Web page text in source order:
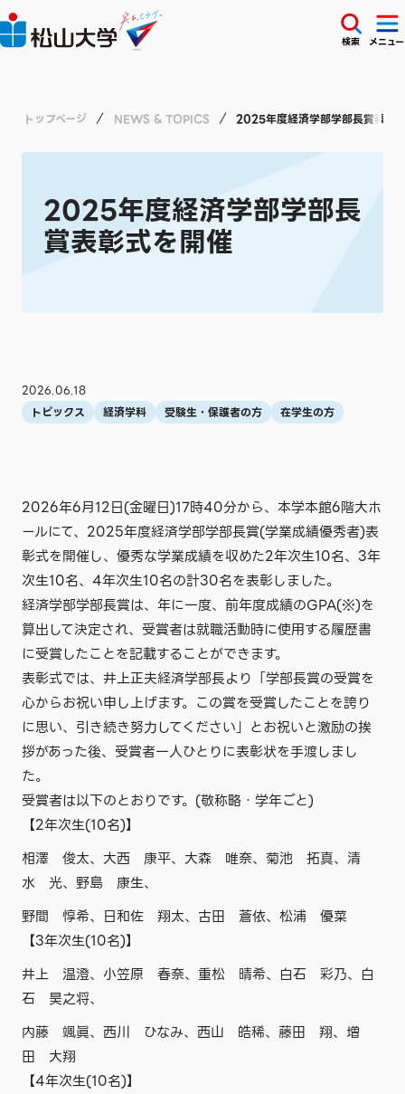
検索 メニュー
トップページ NEWS & TOPICS 2025年度経済学部学部長賞表彰
2025年度経済学部学部長
賞表彰式を開催
2026.06.18
トピックス 経済学科 受験生・保護者の方 在学生の方
2026年6月12日(金曜日)17時40分から、本学本館6階大ホ
ールにて、2025年度経済学部学部長賞(学業成績優秀者)表
彰式を開催し、優秀な学業成績を収めた2年次生10名、3年
次生10名、4年次生10名の計30名を表彰しました。
経済学部学部長賞は、年に一度、前年度成績のGPA(※)を
算出して決定され、受賞者は就職活動時に使用する履歴書
に受賞したことを記載することができます。
表彰式では、井上正夫経済学部長より「学部長賞の受賞を
心からお祝い申し上げます。この賞を受賞したことを誇り
に思い、引き続き努力してください」とお祝いと激励の挨
拶があった後、受賞者一人ひとりに表彰状を手渡しまし
た。
受賞者は以下のとおりです。(敬称略・学年ごと)
【2年次生(10名)】
相澤 俊太、大西 康平、大森 唯奈、菊池 拓真、清
水 光、野島 康生、
野間 惇希、日和佐 翔太、古田 蒼依、松浦 優菜
【3年次生(10名)】
井上 温澄、小笠原 春奈、重松 晴希、白石 彩乃、白
石 昊之将、
内藤 颯眞、西川 ひなみ、西山 皓稀、藤田 翔、増
田 大翔
【4年次生(10名)】